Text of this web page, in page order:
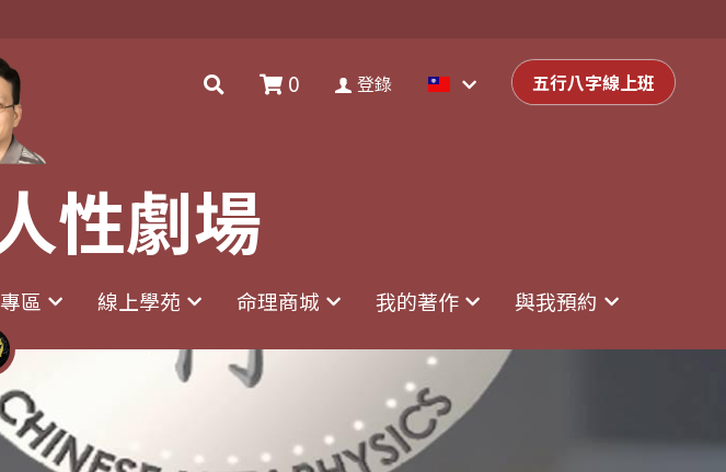
性劇場
區 線上學苑 命理商城 我的著作 與我預約
0 登錄 五行八字線上班
性劇場
區 線上學苑 命理商城 我的著作 與我預約
0 登錄 五行八字線上班